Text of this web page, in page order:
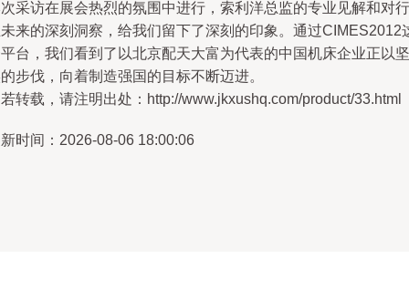
采访在展会热烈的氛围中进行，索利洋总监的专业见解和对行
来的深刻洞察，给我们留下了深刻的印象。通过CIMES2012
台，我们看到了以北京配天大富为代表的中国机床企业正以坚
步伐，向着制造强国的目标不断迈进。
转载，请注明出处：http://www.jkxushq.com/product/33.html
时间：2026-08-06 18:00:06